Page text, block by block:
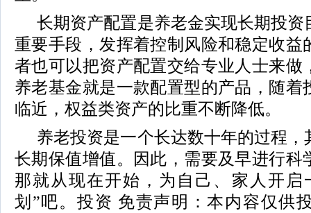
长期资产配置是养老金实现长期投资
重要手段，发挥着控制风险和稳定收益
者也可以把资产配置交给专业人士来做
养老基金就是一款配置型的产品，随着
临近，权益类资产的比重不断降低。
养老投资是一个长达数十年的过程，
长期保值增值。因此，需要及早进行科
那就从现在开始，为自己、家人开启
划”吧。投资 免责声明：本内容仅供